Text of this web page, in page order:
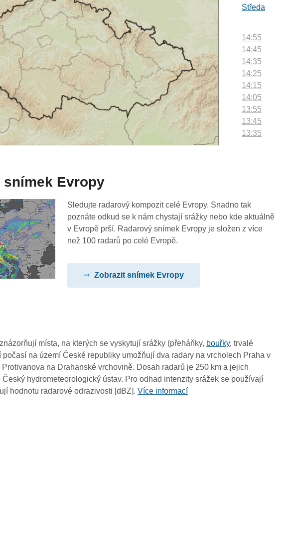
Středa
14:55
14:45
14:35
14:25
14:15
14:05
13:55
13:45
13:35
12:35
12:25
12:15
10:35
10:25
10:15
10:05
snímek Evropy
Sledujte radarový kompozit celé Evropy. Snadno tak
poznáte odkud se k nám chystají srážky nebo kde aktuálně
v Evropě prší. Radarový snímek Evropy je složen z více
než 100 radarů po celé Evropě.
Zobrazit snímek Evropy
místa, na kterých se vyskytují srážky (přeháňky, bouřky, trvalé
počasí na území České republiky umožňují dva radary na vrcholech Praha v
na Drahanské vrchovině. Dosah radarů je 250 km a jejich
hydrometeorologický ústav. Pro odhad intenzity srážek se používají
hodnotu radarové odrazivosti [dBZ].Více informací